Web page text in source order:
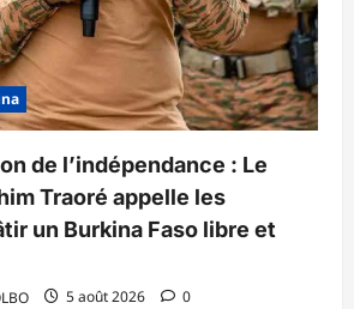
de l’indépendance : Le
Traoré appelle les
un Burkina Faso libre et
5 août 2026 0